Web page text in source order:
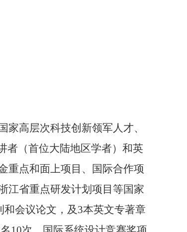
高层次科技创新领军人才、
者（首位大陆地区学者）和英
重点和面上项目、国际合作项
江省重点研发计划项目等国家
会议论文，及 3本英文专著章